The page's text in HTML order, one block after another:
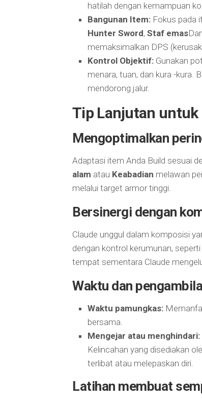
hatilah dengan kemampuan
Bangunan Item: Fokus pada
Hunter Sword, Staf emas
memaksimalkan DPS
Kontrol Objektif: Gunakan
menara, tuan, dan kura -kura.
mendorong jalur.
Tip Lanjutan untuk
Mengoptimalkan
Adaptasi item Anda Build sesuai
alam atau Keabadian melawan
melalui target armor tinggi.
Bersinergi dengan
Claude unggul dalam komposisi
dengan kontrol kerumunan, seperti
tempat sementara Claude
Waktu dan
Waktu pamungkas:
bersama.
Mengejar atau menghindari:
Kelincahan yang disediakan
terlibat atau melepaskan diri.
Latihan membuat